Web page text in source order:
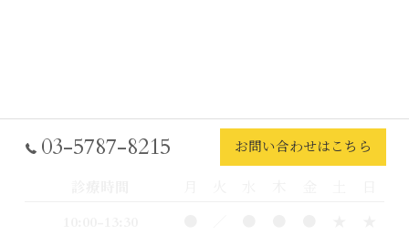
03-5787-8215 お問い合わせはこちら